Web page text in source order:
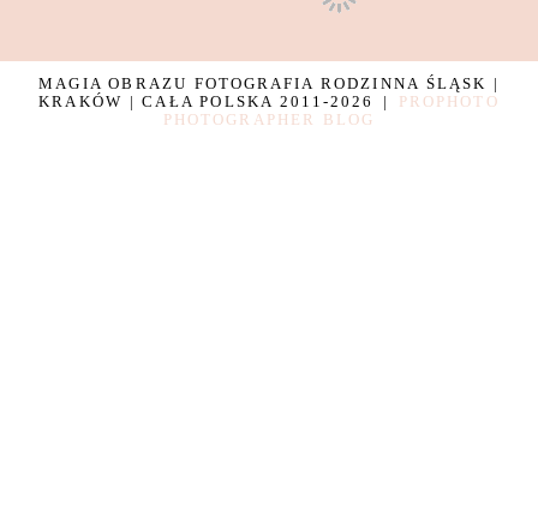
MAGIA OBRAZU FOTOGRAFIA RODZINNA ŚLĄSK |
KRAKÓW | CAŁA POLSKA 2011-2026
|
PROPHOTO
PHOTOGRAPHER BLOG